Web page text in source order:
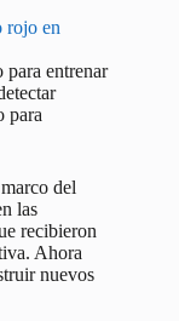
rojo en
para entrenar
para
del
las
recibieron
Ahora
nuevos